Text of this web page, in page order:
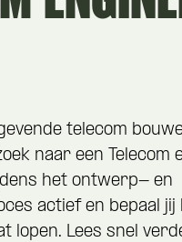
telecom
naar een Telecom
het ontwerp- en
actief en bepaal jij
lopen. Lees snel